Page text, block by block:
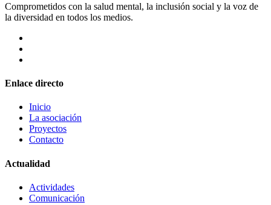
Comprometidos con la salud mental, la inclusión social y la voz de
la diversidad en todos los medios.
Enlace directo
Inicio
La asociación
Proyectos
Contacto
Actualidad
Actividades
Comunicación